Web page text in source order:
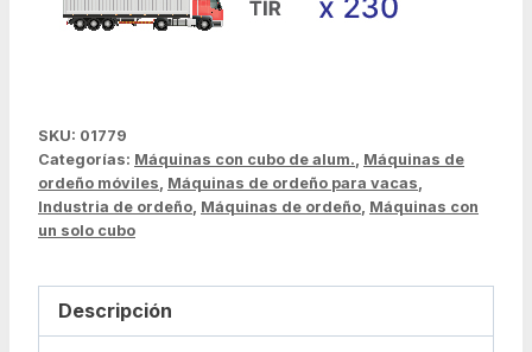
SKU: 01779
Categorías: Máquinas con cubo de alum., Máquinas de
ordeño móviles, Máquinas de ordeño para vacas,
Industria de ordeño, Máquinas de ordeño, Máquinas con
un solo cubo
Descripción